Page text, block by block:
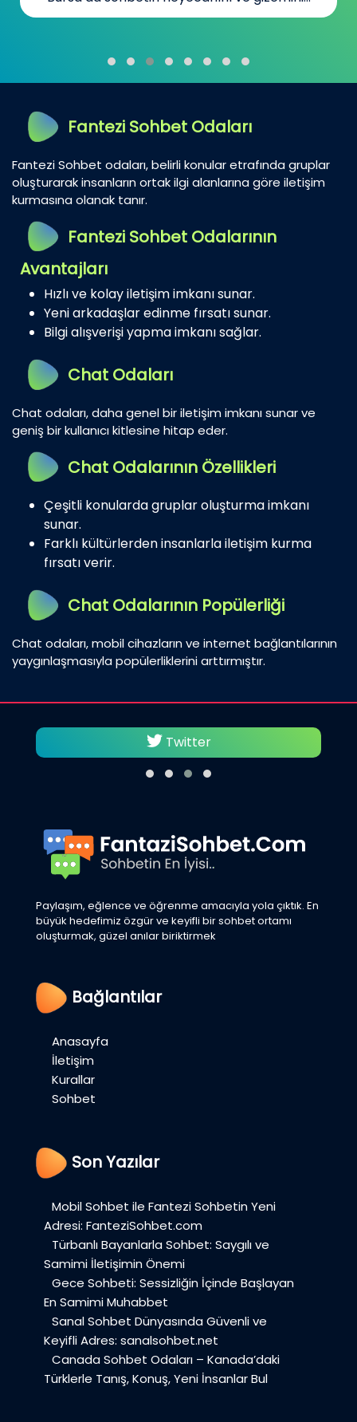
Fantezi Sohbet Odaları
Fantezi Sohbet odaları, belirli konular etrafında gruplar
oluşturarak insanların ortak ilgi alanlarına göre iletişim
kurmasına olanak tanır.
Fantezi Sohbet Odalarının
Avantajları
Hızlı ve kolay iletişim imkanı sunar.
Yeni arkadaşlar edinme fırsatı sunar.
Bilgi alışverişi yapma imkanı sağlar.
Chat Odaları
Chat odaları, daha genel bir iletişim imkanı sunar ve
geniş bir kullanıcı kitlesine hitap eder.
Chat Odalarının Özellikleri
Çeşitli konularda gruplar oluşturma imkanı
sunar.
Farklı kültürlerden insanlarla iletişim kurma
fırsatı verir.
Chat Odalarının Popülerliği
Chat odaları, mobil cihazların ve internet bağlantılarının
yaygınlaşmasıyla popülerliklerini arttırmıştır.
Twitter
Paylaşım, eğlence ve öğrenme amacıyla yola çıktık. En
büyük hedefimiz özgür ve keyifli bir sohbet ortamı
oluşturmak, güzel anılar biriktirmek
Bağlantılar
Anasayfa
İletişim
Kurallar
Sohbet
Son Yazılar
Mobil Sohbet ile Fantezi Sohbetin Yeni
Adresi: FanteziSohbet.com
Türbanlı Bayanlarla Sohbet: Saygılı ve
Samimi İletişimin Önemi
Gece Sohbeti: Sessizliğin İçinde Başlayan
En Samimi Muhabbet
Sanal Sohbet Dünyasında Güvenli ve
Keyifli Adres: sanalsohbet.net
Canada Sohbet Odaları – Kanada’daki
Türklerle Tanış, Konuş, Yeni İnsanlar Bul